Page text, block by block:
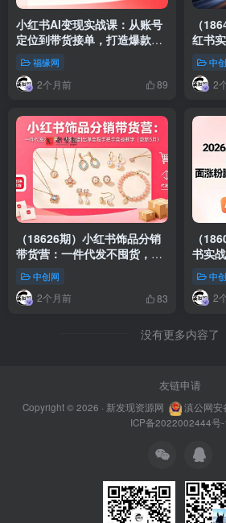
小红书AI变现实战课：从账号
定位到带货接单，打造爆款内
容实现稳定增收
福缘网
2个月前 89
（
红书
题技
链路中
2
（18626期）小红书饰品分销
带货营：一件代发不囤货，从
选品到出单全程手把手实战教
学（更新5月）
中创网
2个月前 83
（
书实
选题
店带
中
2
没有更多内容了
友链申请
Copyright © 2026 · 新发现资源网 滇公网
ICP备2022002444号-